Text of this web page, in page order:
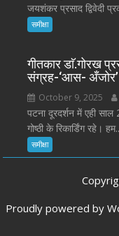
जयशंकर प्रसाद द्विवेदी
समीक्षा
गीतकार डाॅ.गोरख
संग्रह-‘आस- अँजोर’
October 9, 2025
पटना दूरदर्शन में एही
गोष्ठी के रिकार्डिंग रहे।
समीक्षा
Proudly powered by